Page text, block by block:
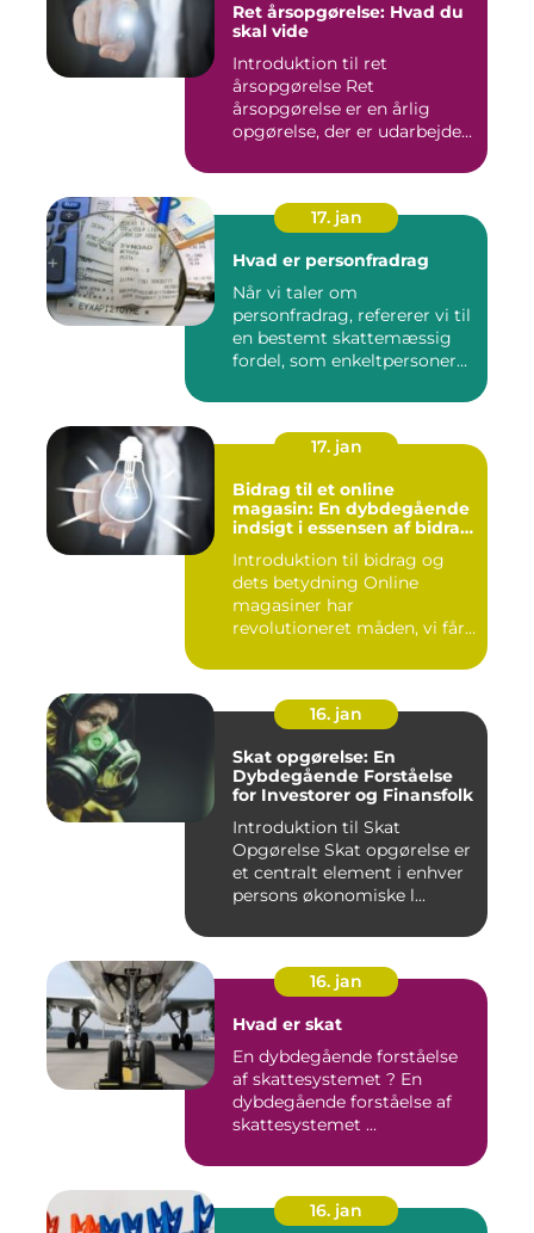
Ret årsopgørelse: Hvad du
skal vide
Introduktion til ret
årsopgørelse Ret
årsopgørelse er en årlig
opgørelse, der er udarbejdet
17. jan
Hvad er personfradrag
Når vi taler om
personfradrag, refererer vi til
en bestemt skattemæssig
fordel, som enkeltpersoner
17. jan
Bidrag til et online
magasin: En dybdegående
indsigt i essensen af bidrag
tiden
Introduktion til bidrag og
dets betydning Online
magasiner har
revolutioneret måden, vi får
16. jan
Skat opgørelse: En
Dybdegående Forståelse
for Investorer og Finansfolk
Introduktion til Skat
Opgørelse Skat opgørelse er
et centralt element i enhver
persons økonomiske l...
16. jan
Hvad er skat
En dybdegående forståelse
af skattesystemet ? En
dybdegående forståelse af
skattesystemet ...
16. jan